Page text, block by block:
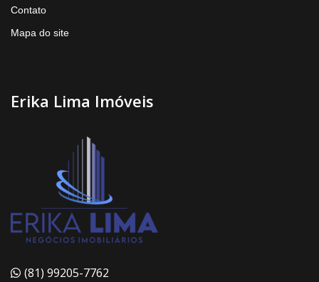
Contato
Mapa do site
Erika Lima Imóveis
(81) 99205-7762